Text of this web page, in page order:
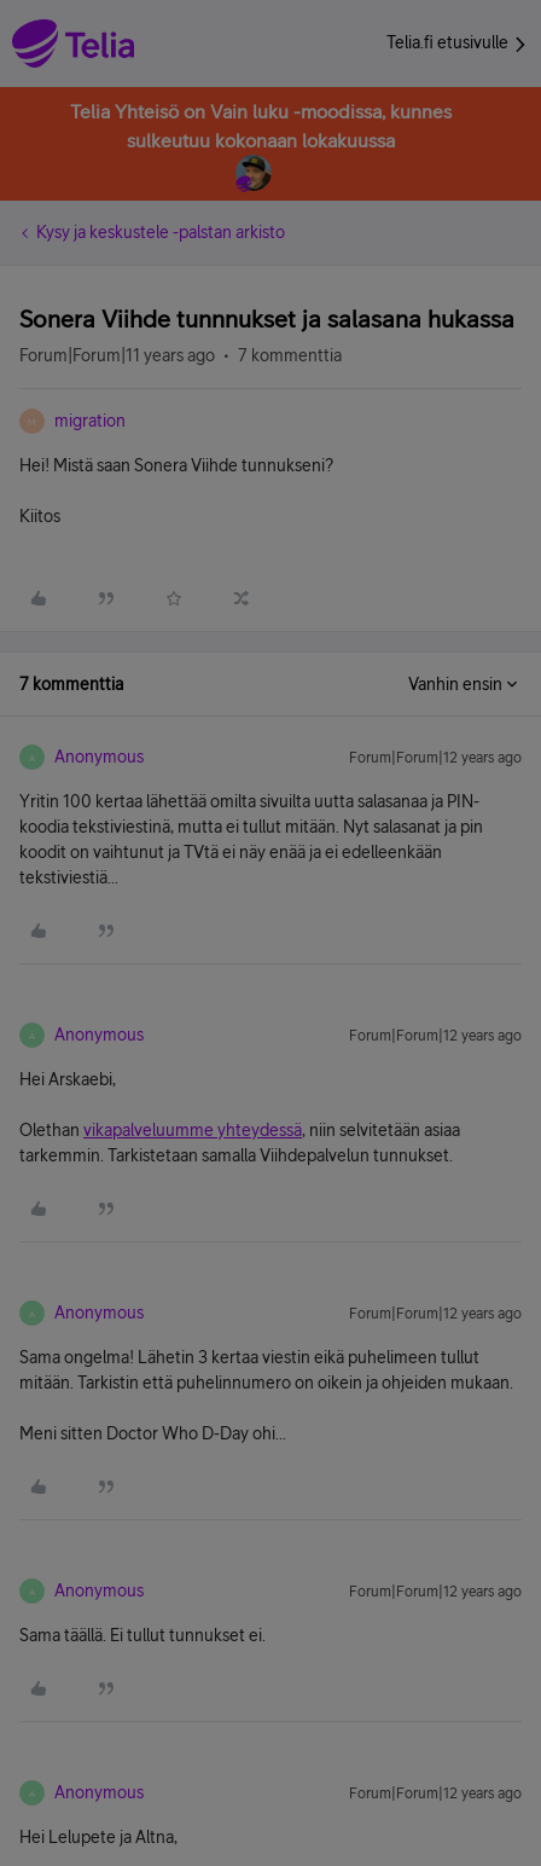
Telia.fi etusivulle
Telia Yhteisö on Vain luku -moodissa, kunnes
sulkeutuu kokonaan lokakuussa
Kysy ja keskustele -palstan arkisto
Sonera Viihde tunnnukset ja salasana hukassa
Forum|Forum|11 years ago 7 kommenttia
M migration
Hei! Mistä saan Sonera Viihde tunnukseni?
Kiitos
7 kommenttia Vanhin ensin
A Anonymous Forum|Forum|12 years ago
Yritin 100 kertaa lähettää omilta sivuilta uutta salasanaa ja PIN-
koodia tekstiviestinä, mutta ei tullut mitään. Nyt salasanat ja pin
koodit on vaihtunut ja TVtä ei näy enää ja ei edelleenkään
tekstiviestiä...
A Anonymous Forum|Forum|12 years ago
Hei Arskaebi,
Olethan vikapalveluumme yhteydessä, niin selvitetään asiaa
tarkemmin. Tarkistetaan samalla Viihdepalvelun tunnukset.
A Anonymous Forum|Forum|12 years ago
Sama ongelma! Lähetin 3 kertaa viestin eikä puhelimeen tullut
mitään. Tarkistin että puhelinnumero on oikein ja ohjeiden mukaan.
Meni sitten Doctor Who D-Day ohi...
A Anonymous Forum|Forum|12 years ago
Sama täällä. Ei tullut tunnukset ei.
A Anonymous Forum|Forum|12 years ago
Hei Lelupete ja Altna,